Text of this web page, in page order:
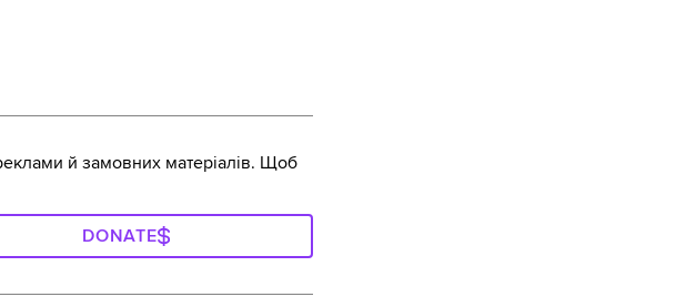
й замовних матеріалів. Щоб
DONATE